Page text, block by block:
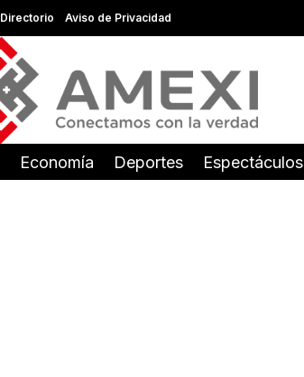
Directorio Aviso de Privacidad
Economía Deportes Espectáculos